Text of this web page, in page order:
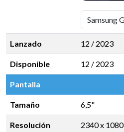
Lanzado 12 / 2023
Disponible 12 / 2023
Pantalla
Tamaño 6,5"
Resolución 2340 x 1080